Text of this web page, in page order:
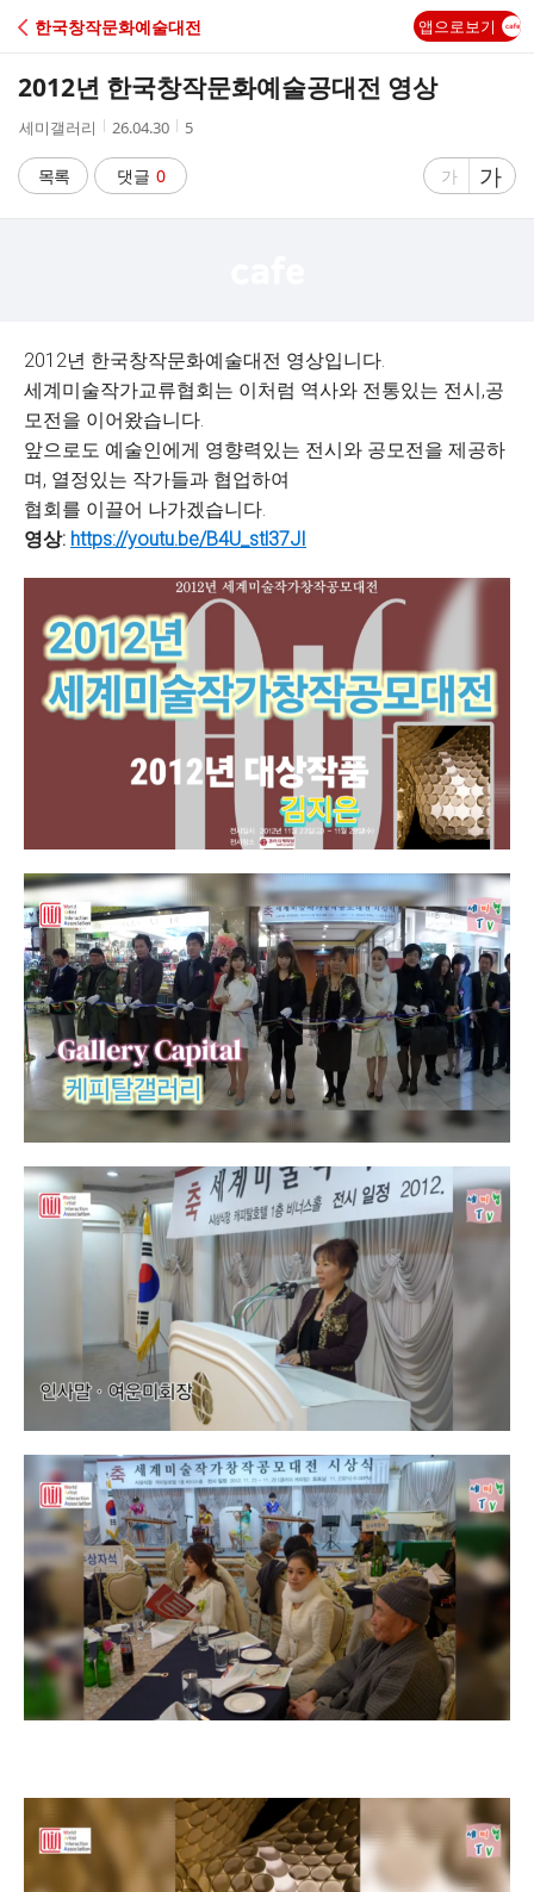
C
A
한국창작문화예술대전 앱으로보기
2012년 한국창작문화예술공대전 영상
작
자
세미갤러리
작
시
간
26.04.30
조
수
5
목록 댓글 0
글
가
글
자
가
2012년 한국창작문화예술대전 영상입니다.
세계미술작가교류협회는 이처럼 역사와 전통있는 전시,공
모전을 이어왔습니다.
앞으로도 예술인에게 영향력있는 전시와 공모전을 제공하
며, 열정있는 작가들과 협업하여
협회를 이끌어 나가겠습니다.
영상: https://youtu.be/B4U_stl37JI